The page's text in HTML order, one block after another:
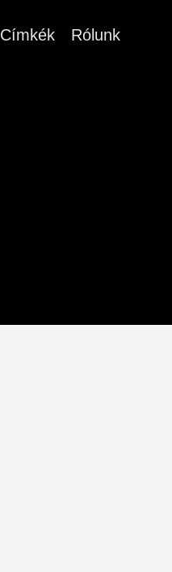
Címkék Rólunk